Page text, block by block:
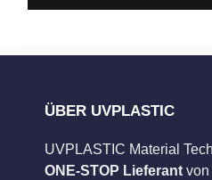
ÜBER UVPLASTIC
UVPLASTIC Material
ONE-STOP Lieferant von